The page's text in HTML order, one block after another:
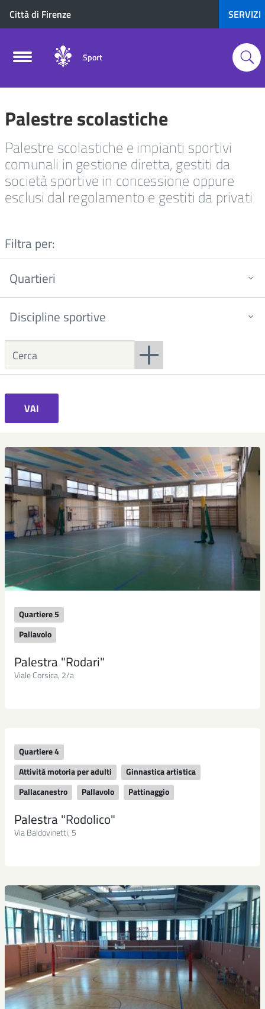
Città di Firenze SERVIZI
Sport
Palestre scolastiche
Palestre scolastiche e impianti sportivi
comunali in gestione diretta, gestiti da
società sportive in concessione oppure
esclusi dal regolamento e gestiti da privati
Filtra per:
Quartieri
Discipline sportive
VAI
Quartiere 5
Pallavolo
Palestra "Rodari"
Viale Corsica, 2/a
Quartiere 4
Attività motoria per adulti
Ginnastica artistica
Pallacanestro
Pallavolo Pattinaggio
Palestra "Rodolico"
Via Baldovinetti, 5